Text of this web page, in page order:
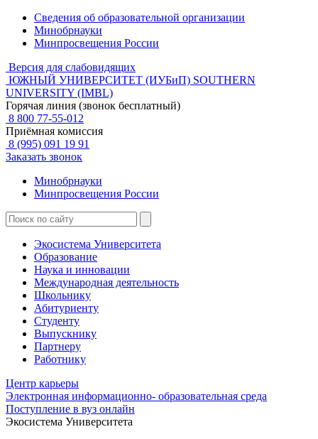
Сведения об образовательной организации
Минобрнауки
Минпросвещения России
Версия для слабовидящих
ЮЖНЫЙ УНИВЕРСИТЕТ (ИУБиП) SOUTHERN
UNIVERSITY (IMBL)
Горячая линия (звонок бесплатный)
8 800 77-55-012
Приёмная комиссия
8 (995) 091 19 91
Заказать звонок
Минобрнауки
Минпросвещения России
Экосистема Университета
Образование
Наука и инновации
Международная деятельность
Школьнику
Абитуриенту
Студенту
Выпускнику
Партнеру
Работнику
Центр карьеры
Электронная информационно- образовательная среда
Поступление в вуз онлайн
Экосистема Университета